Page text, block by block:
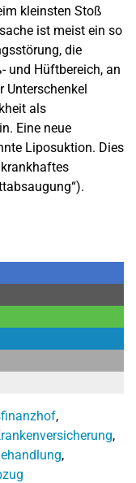
kleinsten Stoß
ist meist ein so
die
und Hüftbereich, an
Unterschenkel
als
Eine neue
Liposuktion. Dies
,
,
,